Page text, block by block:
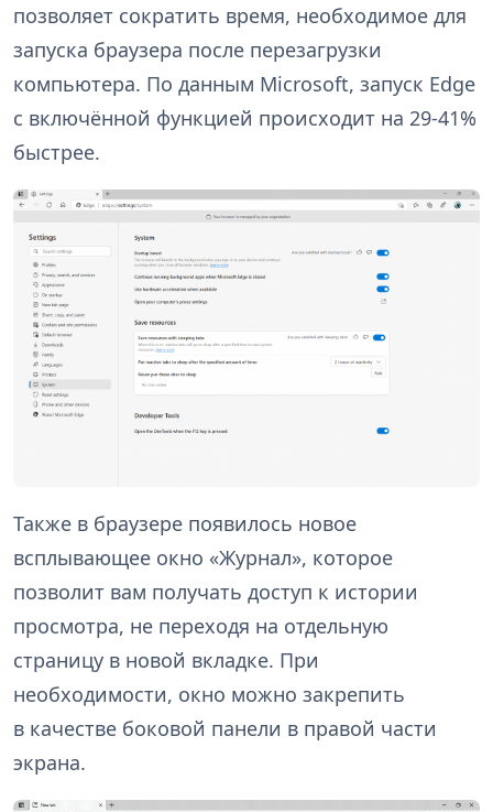
позволяет сократить время, необходимое для
запуска браузера после перезагрузки
компьютера. По данным Microsoft, запуск Edge
с включённой функцией происходит на 29-41%
быстрее.
Также в браузере появилось новое
всплывающее окно «Журнал», которое
позволит вам получать доступ к истории
просмотра, не переходя на отдельную
страницу в новой вкладке. При
необходимости, окно можно закрепить
в качестве боковой панели в правой части
экрана.